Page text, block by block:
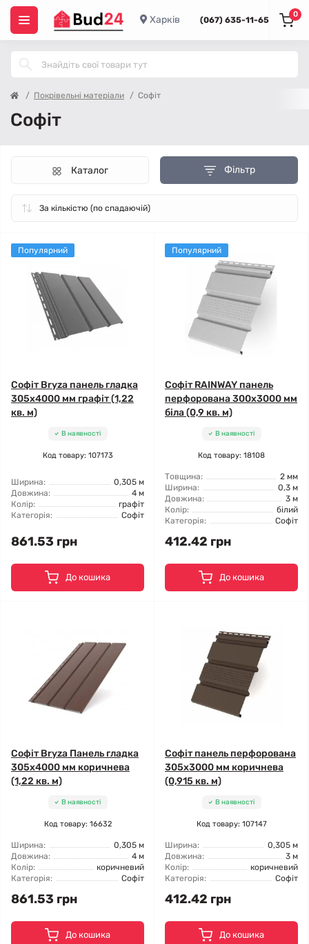
Харків (067) 635-11-65
0
Покрівельні матеріали Софіт
Софіт
Фільтр
Каталог
Популярний
Софіт Bryza панель гладка
305х4000 мм графіт (1,22
кв. м)
В наявності
Код товару: 107173
Ширина:
0,305 м
Довжина:
4 м
Колір:
графіт
Категорія:
Софіт
861.53 грн
До кошика
Популярний
Софіт RAINWAY панель
перфорована 300х3000 мм
біла (0,9 кв. м)
В наявності
Код товару: 18108
Товщина:
2 мм
Ширина:
0,3 м
Довжина:
3 м
Колір:
білий
Категорія:
Софіт
412.42 грн
До кошика
Софіт Bryza Панель гладка
305х4000 мм коричнева
(1,22 кв. м)
В наявності
Код товару: 16632
Ширина:
0,305 м
Довжина:
4 м
Колір:
коричневий
Категорія:
Софіт
861.53 грн
До кошика
Софіт панель перфорована
305х3000 мм коричнева
(0,915 кв. м)
В наявності
Код товару: 107147
Ширина:
0,305 м
Довжина:
3 м
Колір:
коричневий
Категорія:
Софіт
412.42 грн
До кошика